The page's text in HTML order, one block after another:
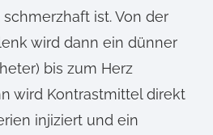
ist. Von der
wird dann ein dünner
bis zum Herz
wird Kontrastmittel direkt
injiziert und ein